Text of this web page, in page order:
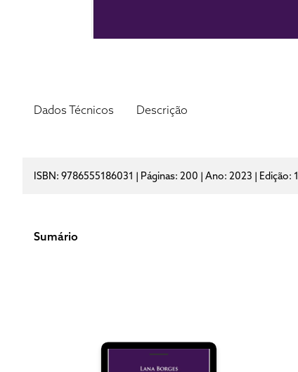
Dados Técnicos Descrição
ISBN: 9786555186031 | Páginas: 200 | Ano: 2023 | Edição: 1
Sumário